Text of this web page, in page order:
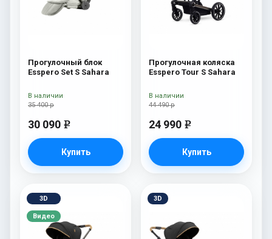
Прогулочный блок
Esspero Set S Sahara
35 400 р
30 090 e
Купить
В наличии
Прогулочная коляска
Esspero Tour S Sahara
44 490 р
24 990 e
Купить
В наличии
3D
Видео
3D